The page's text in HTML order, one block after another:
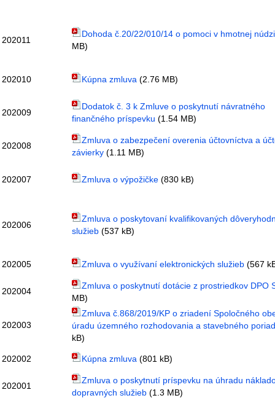
202011
Dohoda č.20/22/010/14 o pomoci v hmotnej
MB)
202010 Kúpna zmluva (2.76 MB)
202009
Dodatok č. 3 k Zmluve o poskytnutí návratného
finančného príspevku (1.54 MB)
202008
Zmluva o zabezpečení overenia účtovníctva a
závierky (1.11 MB)
202007 Zmluva o výpožičke (830 kB)
202006
Zmluva o poskytovaní kvalifikovaných
služieb (537 kB)
202005 Zmluva o využívaní elektronických služieb (567
202004
Zmluva o poskytnutí dotácie z prostriedkov DPO
MB)
202003
Zmluva č.868/2019/KP o zriadení Spoločného
úradu územného rozhodovania a stavebného
kB)
202002 Kúpna zmluva (801 kB)
202001
Zmluva o poskytnutí príspevku na úhradu
dopravných služieb (1.3 MB)